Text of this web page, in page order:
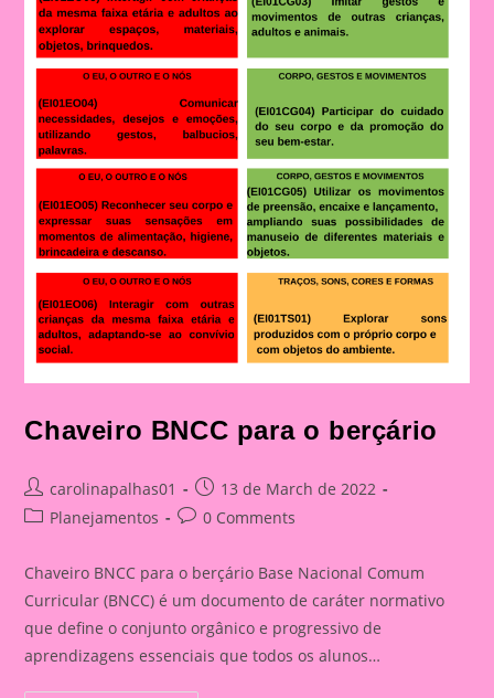
Chaveiro BNCC para o berçário
Post
author:
carolinapalhas01
Post
published:
13 de March de 2022
PostPlanejamentos
Post0 Comments
Chaveiro BNCC para o berçário Base Nacional Comum
Curricular (BNCC) é um documento de caráter normativo
que define o conjunto orgânico e progressivo de
aprendizagens essenciais que todos os alunos…